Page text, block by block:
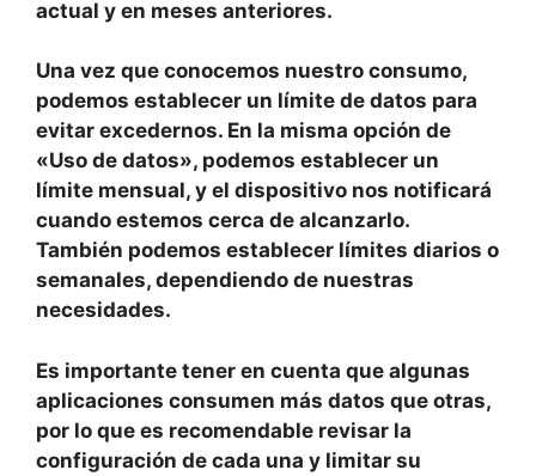
actual y en meses anteriores.
Una vez que conocemos nuestro consumo,
podemos establecer un límite de datos para
evitar excedernos. En la misma opción de
«Uso de datos», podemos establecer un
límite mensual, y el dispositivo nos notificará
cuando estemos cerca de alcanzarlo.
También podemos establecer límites diarios o
semanales, dependiendo de nuestras
necesidades.
Es importante tener en cuenta que algunas
aplicaciones consumen más datos que otras,
por lo que es recomendable revisar la
configuración de cada una y limitar su